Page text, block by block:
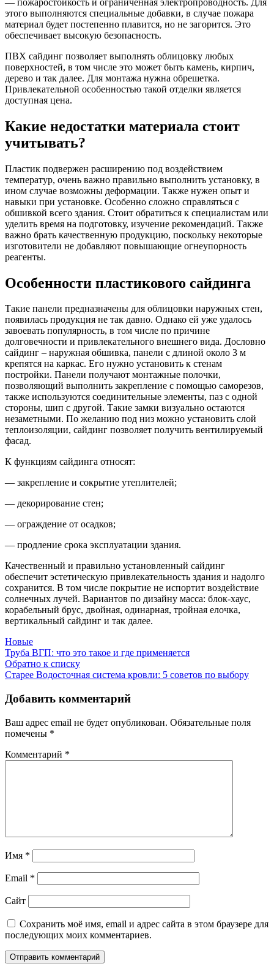
этого выполняются специальные добавки, в случае пожара
материал будет постепенно плавится, но не загорится. Это
обеспечивает высокую безопасность.
ПВХ сайдинг позволяет выполнять облицовку любых
поверхностей, в том числе это может быть камень, кирпич,
дерево и так далее. Для монтажа нужна обрешетка.
Привлекательной особенностью такой отделки является
доступная цена.
Какие недостатки материала стоит
учитывать?
Пластик подвержен расширению под воздействием
температур, очень важно правильно выполнить установку, в
ином случае возможны деформации. Также нужен опыт и
навыки при установке. Особенно сложно справляться с
обшивкой всего здания. Стоит обратиться к специалистам или
уделить время на подготовку, изучение рекомендаций. Также
важно брать качественную продукцию, поскольку некоторые
изготовители не добавляют повышающие огнеупорность
реагенты.
Особенности пластикового сайдинга
Такие панели предназначены для облицовки наружных стен,
появилась продукция не так давно. Однако ей уже удалось
завоевать популярность, в том числе по причине
долговечности и привлекательного внешнего вида. Дословно
сайдинг – наружная обшивка, панели с длиной около 3 м
крепятся на каркас. Его нужно установить к стенам
постройки. Панели получают монтажные полочки,
позволяющий выполнить закрепление с помощью саморезов,
также используются соединительные элементы, паз с одной
стороны, шип с другой. Такие замки визуально остаются
незаметными. По желанию под низ можно установить слой
теплоизоляции, сайдинг позволяет получить вентилируемый
фасад.
К функциям сайдинга относят:
— закрепление и сокрытие утеплителей;
— декорирование стен;
— ограждение от осадков;
— продление срока эксплуатации здания.
Качественный и правильно установленный сайдинг
обеспечит эстетическую привлекательность здания и надолго
сохранится. В том числе покрытие не испортит воздействие
солнечных лучей. Вариантов по дизайну масса: блок-хаус,
корабельный брус, двойная, одинарная, тройная елочка,
вертикальный сайдинг и так далее.
Новые
Труба ВГП: что это такое и где применяется
Обратно к списку
Старее Водосточная система кровли: 5 советов по выбору
Добавить комментарий
Ваш адрес email не будет опубликован. Обязательные поля
помечены *
Комментарий *
Имя *
Email *
Сайт
Сохранить моё имя, email и адрес сайта в этом браузере для
последующих моих комментариев.